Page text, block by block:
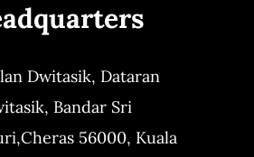
Dwitasik, Dataran
Bandar Sri
Cheras 56000, Kuala